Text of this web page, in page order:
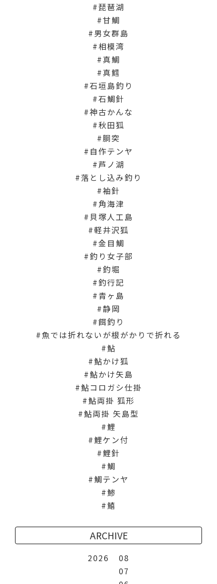
琵琶湖
甘鯛
男女群島
相模湾
真鯛
真鱈
石垣島釣り
石鯛針
神古かんな
秋田狐
胴突
自作テンヤ
芦ノ湖
落とし込み釣り
袖針
角海津
貝塚人工島
軽井沢狐
金目鯛
釣り女子部
釣堀
釣行記
青ヶ島
静岡
餌釣り
魚では折れないが根がかりで折れる
鮎
鮎かけ狐
鮎かけ矢島
鮎コロガシ仕掛
鮎両掛 狐形
鮎両掛 矢島型
鯉
鯉ケン付
鯉針
鯛
鯛テンヤ
鯵
鱚
ARCHIVE
2026
08
07